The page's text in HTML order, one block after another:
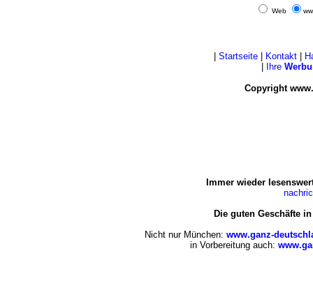
Web
Startseite| Kontakt|
Ihre
Copyright
Immer wieder
Die guten Geschäfte
Nicht nur München: www.ganz-
in Vorbereitung auch: